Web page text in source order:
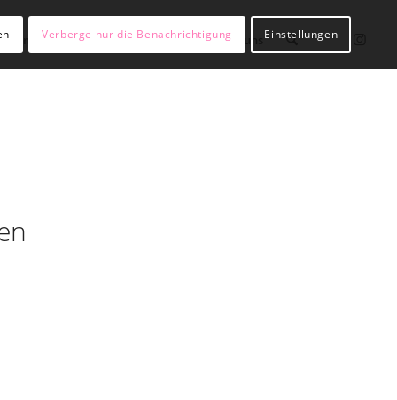
werden Hülßianer sein Über uns
Verberge nur die Benachrichtigung Einstellungen